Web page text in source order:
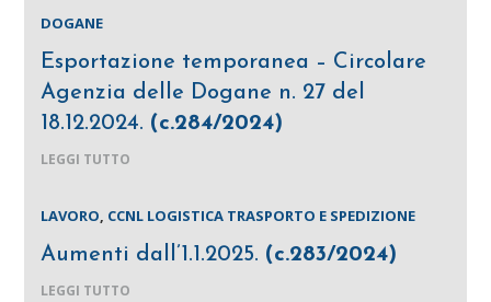
DOGANE
Esportazione temporanea – Circolare
Agenzia delle Dogane n. 27 del
18.12.2024. (c.284/2024)
LEGGI TUTTO
LAVORO, CCNL LOGISTICA TRASPORTO E SPEDIZIONE
Aumenti dall’1.1.2025. (c.283/2024)
LEGGI TUTTO